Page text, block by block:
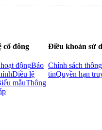
cổ đông
độngBáo
Điều lệ
mẫuThông
Điều khoản sử
Chính sách thông
tinQuyền hạn